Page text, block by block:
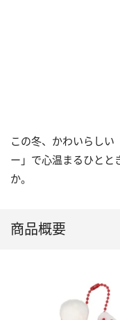
この冬、かわいらしい
ー」で心温まるひとと
か。
商品概要